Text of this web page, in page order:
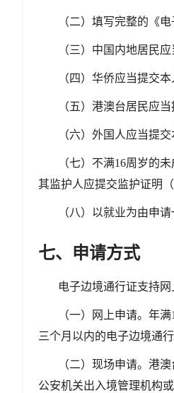
（二）填写完整的《
（三）中国内地居民
（四）华侨应当提交
（五）港澳台居民应
（六）外国人应当提
（七）不满16周岁的
其监护人应提交监护证明
（八）以就业为由申
七、申请方式
电子边境通行证支持网
（一）网上申请。年满
三个月以内的电子边境通
（二）现场申请。港
公安机关出入境管理机构